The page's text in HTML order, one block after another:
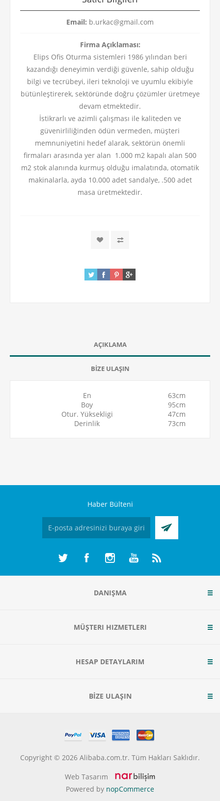
Email: b.urkac@gmail.com
Firma Açıklaması:
Elips Ofis Oturma sistemleri 1986 yılından beri
kazandığı deneyimin verdiği güvenle, sahip olduğu
bilgi ve tecrübeyi, ileri teknoloji ve uyumlu ekibiyle
bütünleştirerek, sektöründe doğru çözümler üretmeye
devam etmektedir.
İstikrarlı ve azimli çalışması ile kaliteden ve
güvenirliliğinden ödün vermeden, müşteri
memnuniyetini hedef alarak, sektörün önemli
firmaları arasında yer alan 1.000 m2 kapalı alan 500
m2 stok alanında kurmuş olduğu imalatında, otomatik
makinalarla, ayda 10.000 adet sandalye, .500 adet
masa üretmektedir.
AÇIKLAMA
BİZE ULAŞIN
En
63cm
Boy
95cm
Otur. Yüksekligi
47cm
Derinlik
73cm
Haber Bülteni
DANIŞMA
MÜŞTERI HIZMETLERI
HESAP DETAYLARIM
BİZE ULAŞIN
Copyright © 2026 Alibaba.com.tr. Tüm Hakları Saklıdır.
Web Tasarım
Powered by nopCommerce